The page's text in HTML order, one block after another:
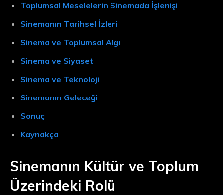
Toplumsal Meselelerin Sinemada İşlenişi
Sinemanın Tarihsel İzleri
Sinema ve Toplumsal Algı
Sinema ve Siyaset
Sinema ve Teknoloji
Sinemanın Geleceği
Sonuç
Kaynakça
Sinemanın Kültür ve Toplum
Üzerindeki Rolü